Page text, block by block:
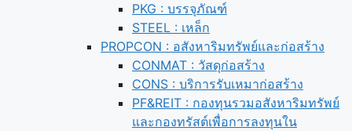
PKG : บรรจุภัณฑ์
STEEL : เหล็ก
PROPCON : อสังหาริมทรัพย์และก่อสร้าง
CONMAT : วัสดุก่อสร้าง
CONS : บริการรับเหมาก่อสร้าง
PF&REIT : กองทุนรวมอสังหาริมทรัพย์
และกองทรัสต์เพื่อการลงทุนใน